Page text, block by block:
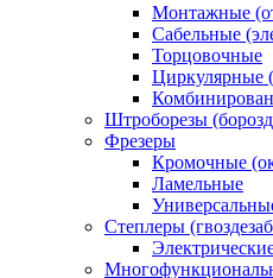
Монтажные
Сабельные
Торцовочные
Циркулярные
Штроборезы
Фрезеры
Кромочные
Ламельные
Степлеры